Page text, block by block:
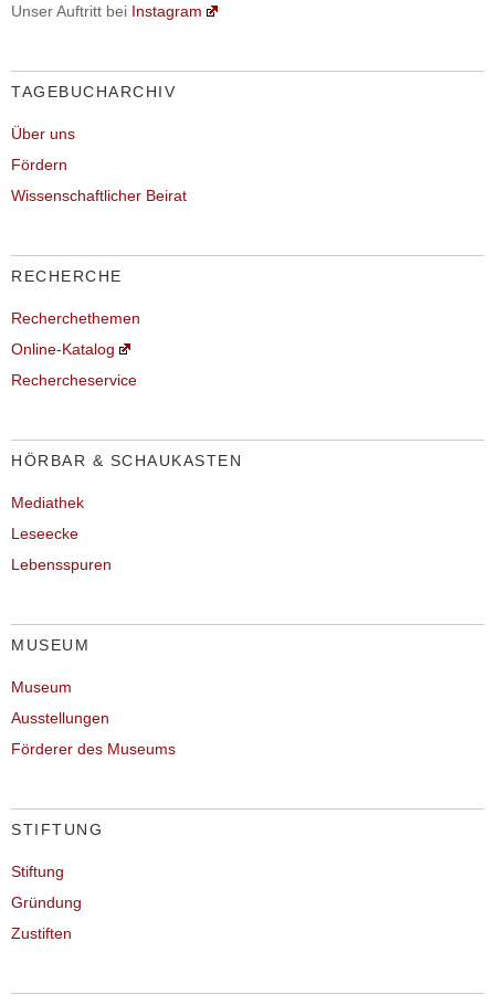
Unser Auftritt bei Instagram
TAGEBUCHARCHIV
Über uns
Fördern
Wissenschaftlicher Beirat
RECHERCHE
Recherchethemen
Online-Katalog
Rechercheservice
HÖRBAR & SCHAUKASTEN
Mediathek
Leseecke
Lebensspuren
MUSEUM
Museum
Ausstellungen
Förderer des Museums
STIFTUNG
Stiftung
Gründung
Zustiften